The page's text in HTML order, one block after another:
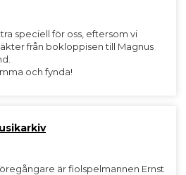
speciell för oss, eftersom vi
från bokloppisen till Magnus
och fynda!
är fiolspelmannen Ernst